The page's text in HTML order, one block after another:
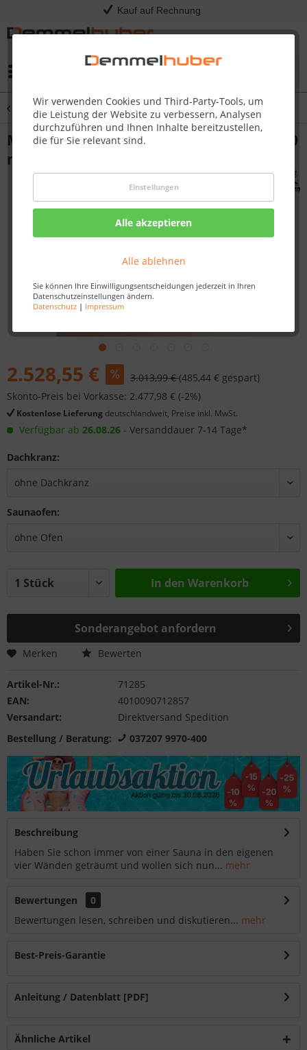
Kauf auf Rechnung
Wir verwenden Cookies und Third-Party-Tools, um
die Leistung der Website zu verbessern, Analysen
durchzuführen und Ihnen Inhalte bereitzustellen,
die für Sie relevant sind.
Einstellungen
Alle akzeptieren
Alle ablehnen
Sie können Ihre Einwilligungsentscheidungen jederzeit in Ihren
Datenschutzeinstellungen ändern.
Datenschutz| Impressum
Übersicht Massivholzsauna
Massivholzsauna AMARA 2,36 x 1,84 m 40
mm
2.528,55 € 3.013,99 €(485,44 € gespart)
Skonto-Preis bei Vorkasse: 2.477,98 € (-2%)
Kostenlose Lieferung deutschlandweit, Preise inkl. MwSt.
Verfügbar ab 26.08.26 - Versanddauer 7-14 Tage*
Dachkranz:
Saunaofen:
In den Warenkorb
Sonderangebot anfordern
Merken Bewerten
Artikel-Nr.:
71285
EAN:
4010090712857
Versandart:
Direktversand Spedition
Bestellung / Beratung:
037207 9970-400
Beschreibung
Haben Sie schon immer von einer Sauna in den eigenen
vier Wänden geträumt und wollen sich nun... mehr
Bewertungen
0
Bewertungen lesen, schreiben und diskutieren... mehr
Best-Preis-Garantie
Anleitung / Datenblatt [PDF]
Ähnliche Artikel